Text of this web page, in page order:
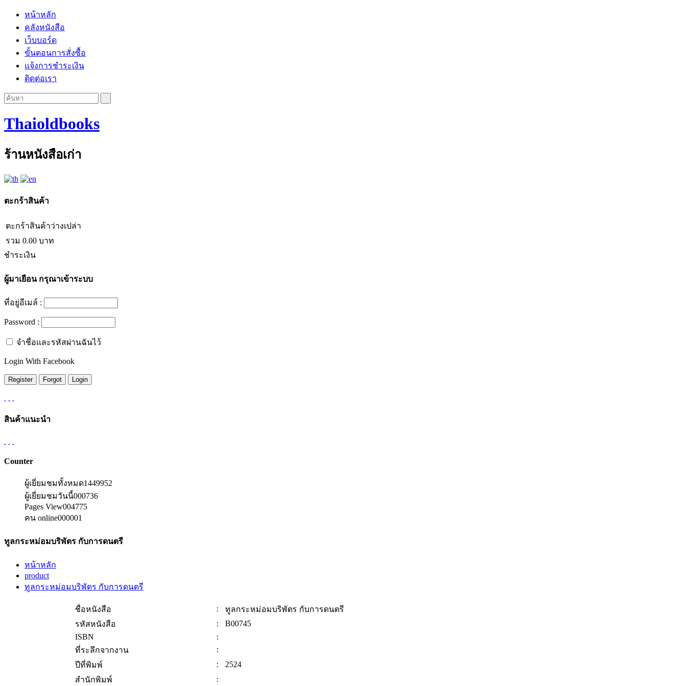
หน้าหลัก
คลังหนังสือ
เว็บบอร์ด
ขั้นตอนการสั่งซื้อ
แจ้งการชำระเงิน
ติดต่อเรา
Thaioldbooks
ร้านหนังสือเก่า
ตะกร้าสินค้า
ตะกร้าสินค้าว่างเปล่า
รวม 0.00 บาท
ชำระเงิน
ผู้มาเยือนกรุณาเข้าระบบ
ที่อยู่อีเมล์ :
Password :
จำชื่อและรหัสผ่านฉันไว้
Login With Facebook
สินค้าแนะนำ
Counter
ผู้เยี่ยมชมทั้งหมด1449952
ผู้เยี่ยมชมวันนี้000736
Pages View004775
คน online000001
ทูลกระหม่อมบริพัตร กับการดนตรี
หน้าหลัก
product
ทูลกระหม่อมบริพัตร กับการดนตรี
ชื่อหนังสือ :
ทูลกระหม่อมบริพัตร กับการดนตรี
รหัสหนังสือ
:
B00745
ISBN
:
ที่ระลึกจากงาน
:
ปีที่พิมพ์
:
2524
สำนักพิมพ์
: